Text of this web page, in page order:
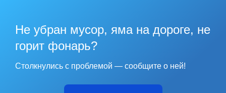
Не убран мусор, яма на дороге, не
горит фонарь?
Столкнулись с проблемой — сообщите о ней!